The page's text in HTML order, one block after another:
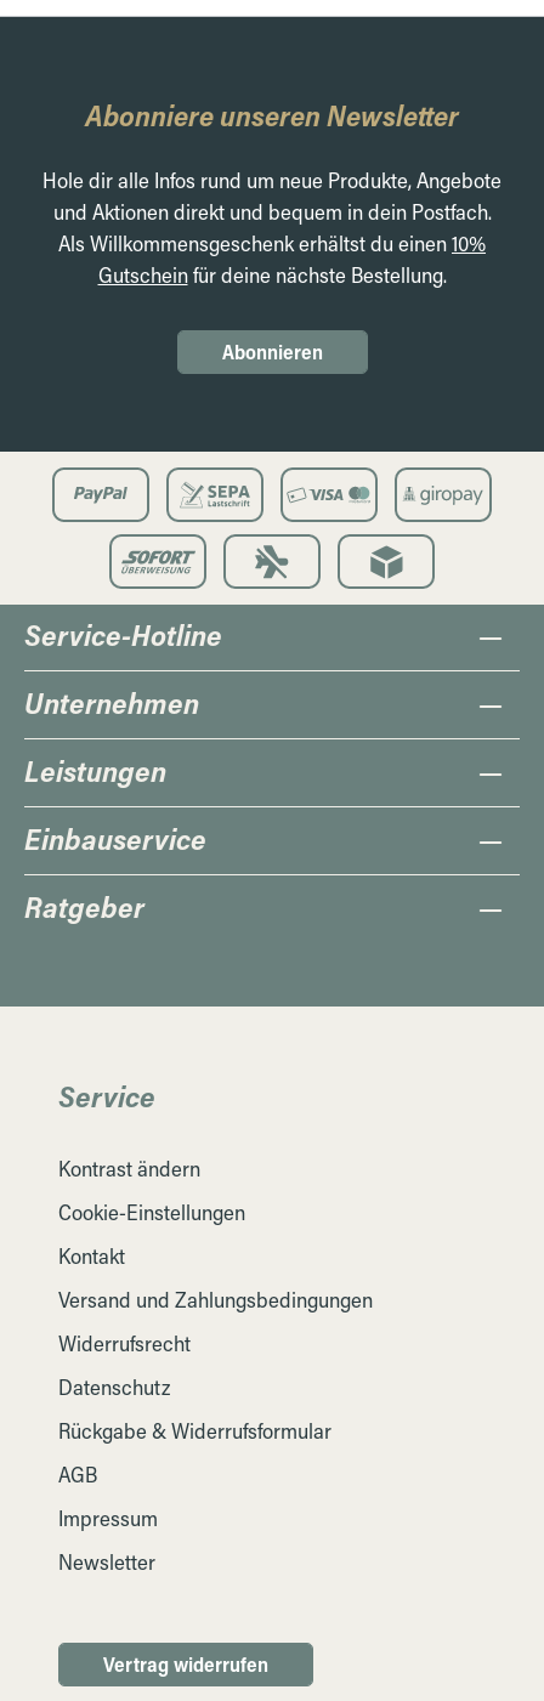
Abonniere unseren Newsletter
Hole dir alle Infos rund um neue Produkte, Angebote
und Aktionen direkt und bequem in dein Postfach.
Als Willkommensgeschenk erhältst du einen10%
Gutscheinfür deine nächste Bestellung.
Abonnieren
Service-Hotline
Unternehmen
Leistungen
Einbauservice
Ratgeber
Service
Kontrast ändern
Cookie-Einstellungen
Kontakt
Versand und Zahlungsbedingungen
Widerrufsrecht
Datenschutz
Rückgabe & Widerrufsformular
AGB
Impressum
Newsletter
Vertrag widerrufen